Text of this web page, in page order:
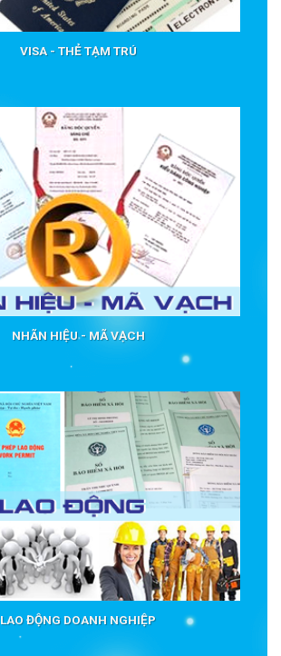
VISA - THẺ TẠM TRÚ
NHÃN HIỆU - MÃ VẠCH
LAO ĐỘNG DOANH NGHIỆP